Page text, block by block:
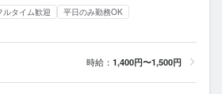
ルタイム歓迎
平日のみ勤務OK
時給： 1,400円〜1,500円